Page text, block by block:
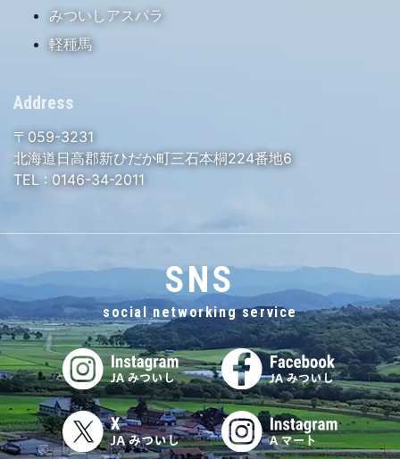
みついしアスパラ
軽種馬
Address
〒059-3231
北海道日高郡新ひだか町三石本桐224番地6
TEL : 0146-34-2011
SNS
social networking service